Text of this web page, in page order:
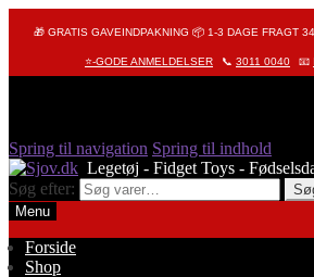
🎁 GRATIS GAVEINDPAKNING 📦 1-3 DAGE FRAGT
⭐-GODE ANMELDELSER 📞 3011 0040 📧
Spring til navigation Spring til indhold
Søg efter:
Menu
Forside
Shop